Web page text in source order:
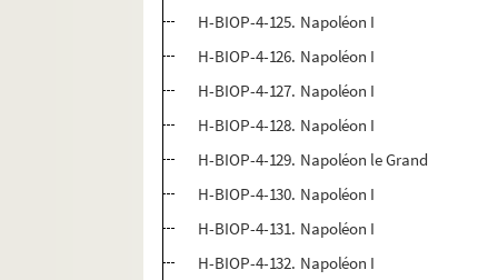
H-BIOP-4-125. Napoléon I
H-BIOP-4-126. Napoléon I
H-BIOP-4-127. Napoléon I
H-BIOP-4-128. Napoléon I
H-BIOP-4-129. Napoléon le Grand
H-BIOP-4-130. Napoléon I
H-BIOP-4-131. Napoléon I
H-BIOP-4-132. Napoléon I